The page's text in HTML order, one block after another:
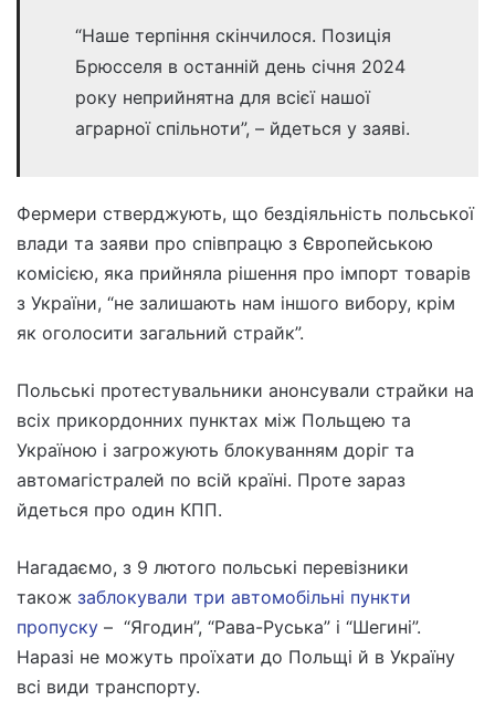
“Наше терпіння скінчилося. Позиція
Брюсселя в останній день січня 2024
року неприйнятна для всієї нашої
аграрної спільноти”, – йдеться у заяві.
Фермери стверджують, що бездіяльність польської
влади та заяви про співпрацю з Європейською
комісією, яка прийняла рішення про імпорт товарів
з України, “не залишають нам іншого вибору, крім
як оголосити загальний страйк”.
Польські протестувальники анонсували страйки на
всіх прикордонних пунктах між Польщею та
Україною і загрожують блокуванням доріг та
автомагістралей по всій країні. Проте зараз
йдеться про один КПП.
Нагадаємо, з 9 лютого польські перевізники
також заблокували три автомобільні пункти
пропуску – “Ягодин”, “Рава-Руська” і “Шегині”.
Наразі не можуть проїхати до Польщі й в Україну
всі види транспорту.